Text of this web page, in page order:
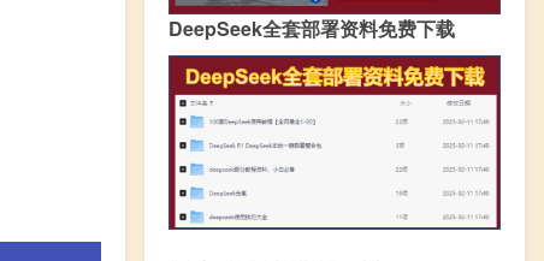
DeepSeek全套部署资料免费下载